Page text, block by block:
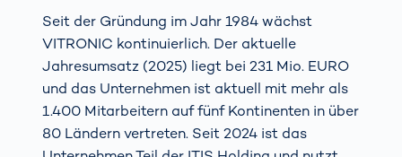
Seit der Gründung im Jahr 1984 wächst
VITRONIC kontinuierlich. Der aktuelle
Jahresumsatz (2025) liegt bei 231 Mio. EURO
und das Unternehmen ist aktuell mit mehr als
1.400 Mitarbeitern auf fünf Kontinenten in über
80 Ländern vertreten. Seit 2024 ist das